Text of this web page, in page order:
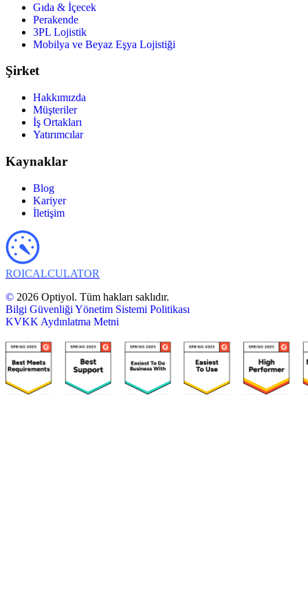
Gıda & İçecek
Perakende
3PL Lojistik
Mobilya ve Beyaz Eşya Lojistiği
Şirket
Hakkımızda
Müşteriler
İş Ortakları
Yatırımcılar
Kaynaklar
Blog
Kariyer
İletişim
ROICALCULATOR
© 2026 Optiyol. Tüm hakları saklıdır.
Bilgi Güvenliği Yönetim Sistemi Politikası
KVKK Aydınlatma Metni